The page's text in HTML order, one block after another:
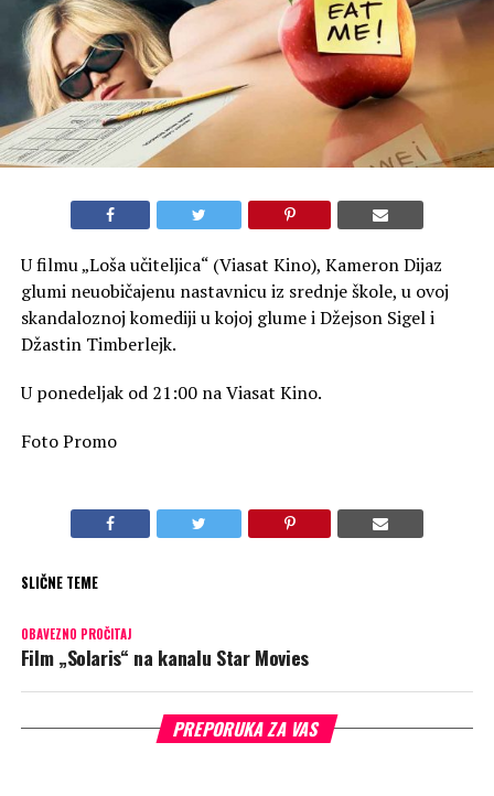
U filmu „Loša učiteljica“ (Viasat Kino), Kameron Dijaz
glumi neuobičajenu nastavnicu iz srednje škole, u ovoj
skandaloznoj komediji u kojoj glume i Džejson Sigel i
Džastin Timberlejk.
U ponedeljak od 21:00 na Viasat Kino.
Foto Promo
SLIČNE TEME
OBAVEZNO PROČITAJ
Film „Solaris“ na kanalu Star Movies
PREPORUKA ZA VAS